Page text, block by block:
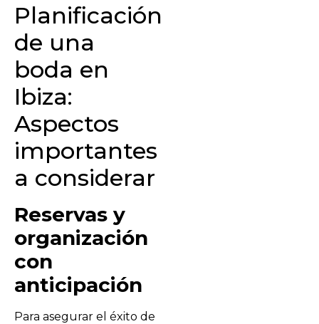
Planificación
de una
boda en
Ibiza:
Aspectos
importantes
a considerar
Reservas y
organización
con
anticipación
Para asegurar el éxito de